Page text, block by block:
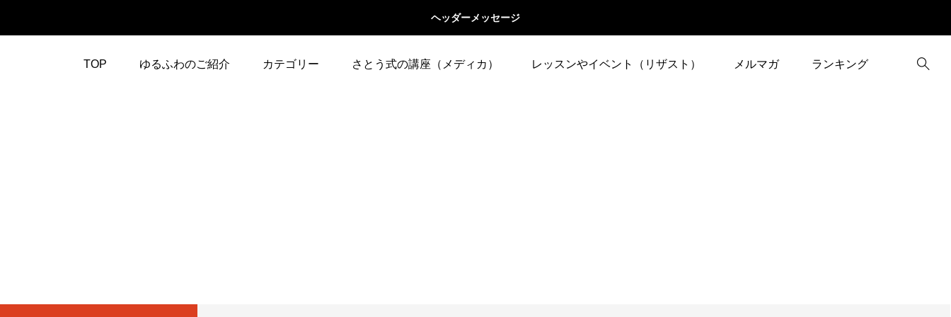
ヘッダーメッセージ
TOP ゆるふわのご紹介 カテゴリー さとう式の講座（メディカ） レッスンやイベント（リザスト） メルマガ ランキング